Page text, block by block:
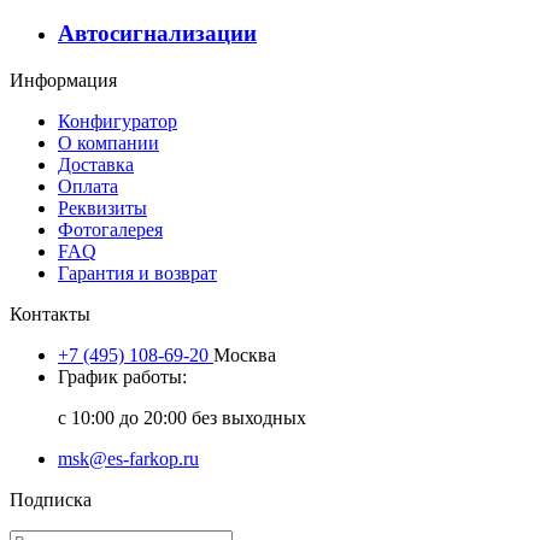
Автосигнализации
Информация
Конфигуратор
О компании
Доставка
Оплата
Реквизиты
Фотогалерея
FAQ
Гарантия и возврат
Контакты
+7 (495) 108-69-20 Москва
График работы:
с 10:00 до 20:00 без выходных
msk@es-farkop.ru
Подписка